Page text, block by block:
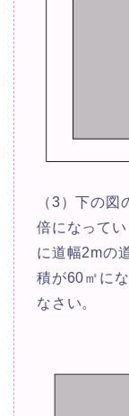
（3）下の
倍になって
に道幅2mの
積が60㎡に
なさい。